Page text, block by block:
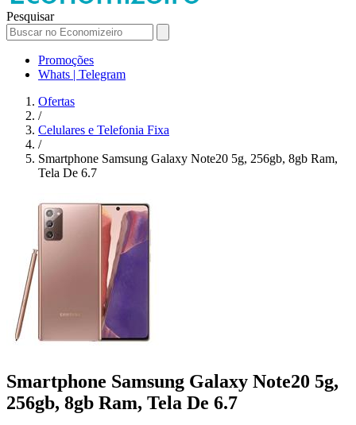
Pesquisar
Promoções
Whats | Telegram
Ofertas
/
Celulares e Telefonia Fixa
/
Smartphone Samsung Galaxy Note20 5g, 256gb, 8gb Ram,
Tela De 6.7
Smartphone Samsung Galaxy Note20 5g,
256gb, 8gb Ram, Tela De 6.7